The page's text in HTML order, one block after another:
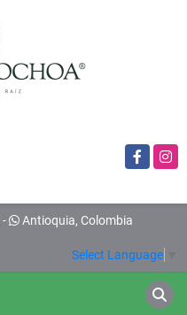
Facebook
- Antioquia, Colombia
Select Language